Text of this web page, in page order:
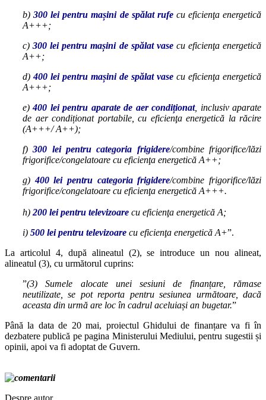
b)300 lei pentru mașini de spălat rufecu eficienţa energetică
A+++;
c)300 lei pentru mașini de spălat vasecu eficienţa energetică
A++;
d)400 lei pentru mașini de spălat vase cu eficienţa energetică
A+++;
e)400 lei pentru aparate de aer condiționat, inclusiv aparate
de aer condiționat portabile, cu eficienţa energetică la răcire
(A+++/ A++);
f)300 lei pentru categoria frigidere/combine frigorifice/lăzi
frigorifice/congelatoare cu eficienţa energetică A++;
g)400 lei pentru categoria frigidere/combine frigorifice/lăzi
frigorifice/congelatoare cu eficienţa energetică A+++.
h) 200 lei pentru televizoare cu eficienţa energetică A;
i) 500 lei pentru televizoare cu eficienţa energetică A+”.
La articolul 4, după alineatul (2), se introduce un nou alineat,
alineatul (3), cu următorul cuprins:
”(3) Sumele alocate unei sesiuni de finanțare, rămase
neutilizate, se pot reporta pentru sesiunea următoare, dacă
aceasta din urmă are loc în cadrul aceluiași an bugetar.”
Până la data de 20 mai, proiectul Ghidului de finanțare va fi în
dezbatere publică pe pagina Ministerului Mediului, pentru sugestii și
opinii, apoi va fi adoptat de Guvern.
Despre autor